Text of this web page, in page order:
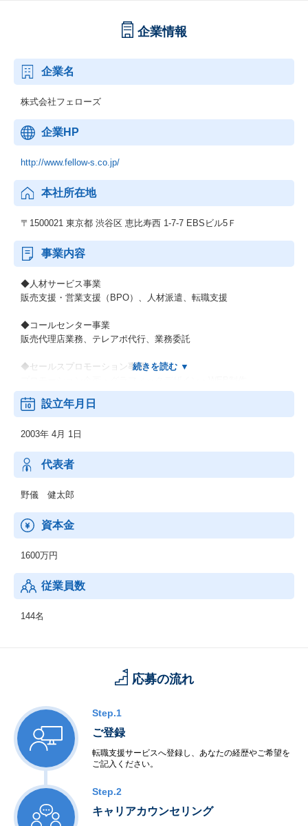
企業情報
企業名
株式会社フェローズ
企業HP
http://www.fellow-s.co.jp/
本社所在地
〒1500021 東京都 渋谷区 恵比寿西 1-7-7 EBSビル5Ｆ
事業内容
◆人材サービス事業
販売支援・営業支援（BPO）、人材派遣、転職支援
◆コールセンター事業
販売代理店業務、テレアポ代行、業務委託
◆セールスプロモーション事業
◆教育事業
岩南校・堀切菖蒲園校）
設立年月日
2003年 4月 1日
代表者
野儀 健太郎
資本金
1600万円
従業員数
144名
応募の流れ
Step.1
ご登録
転職支援サービスへ登録し、あなたの経歴やご希望を
ご記入ください。
Step.2
キャリアカウンセリング